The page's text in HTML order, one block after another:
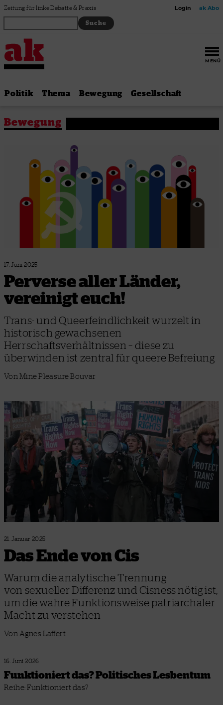
Zum Inhalt springen
Zeitung für linke Debatte & Praxis Login ak Abo
MENÜ
Politik Thema Bewegung Gesellschaft
Bewegung
17. Juni 2025
Perverse aller Länder,
vereinigt euch!
Trans- und Queerfeindlichkeit wurzelt in
historisch gewachsenen
Herrschaftsverhältnissen – diese zu
überwinden ist zentral für queere Befreiung
Von Mine Pleasure Bouvar
21. Januar 2025
Das Ende von Cis
Warum die analytische Trennung
von sexueller Differenz und Cisness nötig ist,
um die wahre Funktionsweise patriarchaler
Macht zu verstehen
Von Agnes Laffert
16. Juni 2026
Funktioniert das? Politisches Lesbentum
Reihe: Funktioniert das?